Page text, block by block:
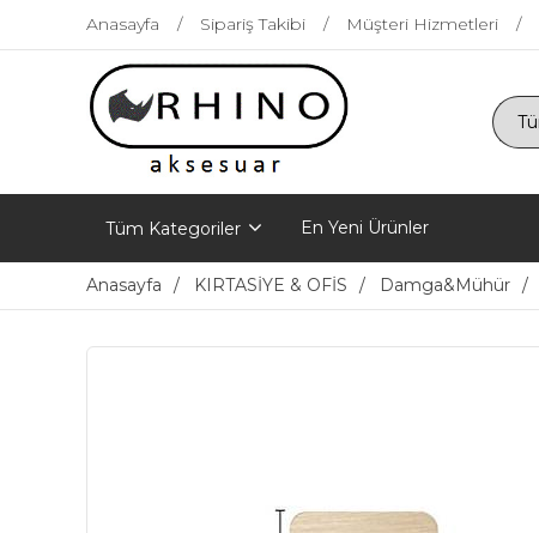
Anasayfa Sipariş Takibi Müşteri Hizmetleri
Tüm Kategoriler En Yeni Ürünler
Anasayfa KIRTASİYE & OFİS Damga&Mühür